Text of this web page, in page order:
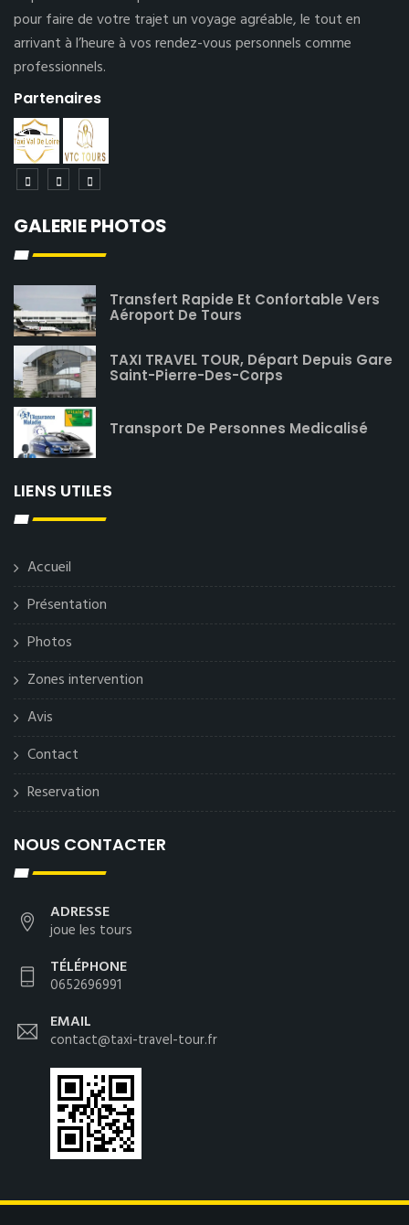
pour faire de votre trajet un voyage agréable, le tout en
arrivant à l’heure à vos rendez-vous personnels comme
professionnels.
Partenaires
GALERIE PHOTOS
Transfert Rapide Et Confortable Vers
Aéroport De Tours
TAXI TRAVEL TOUR, Départ Depuis Gare
Saint-Pierre-Des-Corps
Transport De Personnes Medicalisé
LIENS UTILES
Accueil
Présentation
Photos
Zones intervention
Avis
Contact
Reservation
NOUS CONTACTER
ADRESSE
joue les tours
TÉLÉPHONE
0652696991
EMAIL
contact@taxi-travel-tour.fr